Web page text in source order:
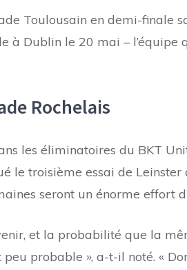
Toulousain en demi-finale
à Dublin le 20 mai – l’équipe
Rochelais
les éliminatoires du BKT
le troisième essai de Leinster
seront un énorme effort
et la probabilité que la
probable », a-t-il noté. «